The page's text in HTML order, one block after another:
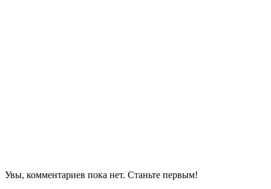
Увы, комментариев пока нет. Станьте первым!